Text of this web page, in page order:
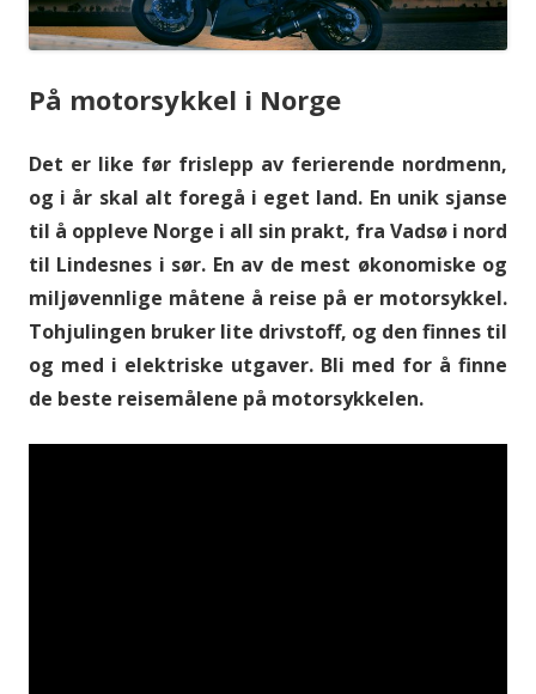
På motorsykkel i Norge
Det er like før frislepp av ferierende nordmenn,
og i år skal alt foregå i eget land. En unik sjanse
til å oppleve Norge i all sin prakt, fra Vadsø i nord
til Lindesnes i sør. En av de mest økonomiske og
miljøvennlige måtene å reise på er motorsykkel.
Tohjulingen bruker lite drivstoff, og den finnes til
og med i elektriske utgaver. Bli med for å finne
de beste reisemålene på motorsykkelen.